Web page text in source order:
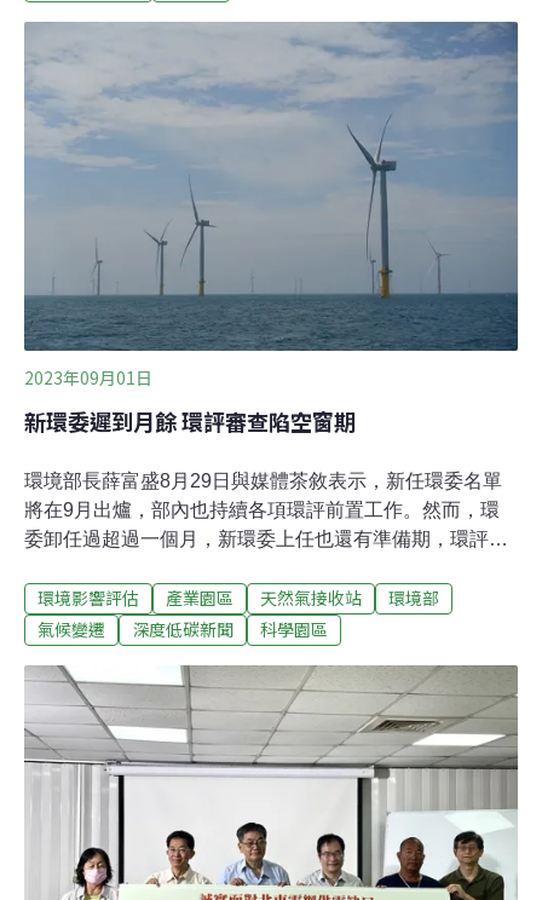
接）到處奔走，讓更多基隆人重新認識身旁的海洋。社運
青年、市議員與被暴力威脅的社區工作者採訪這天，我們
在王醒之的競選辦公室碰面，從一個「人」的基隆化，到
如何成為「基隆人」聊起。王醒之說，他其實是一邊工作
一邊認識基隆，逐漸產生在地化的自我認同，才感覺自己
從地緣上的基隆人，成為「真正的基隆人」。如他所言，
王醒之自1990年代就走上街頭，參與大大小小的勞工、人
權社會運動，慢慢為往後的政治工作打下基礎。2016年創
辦「左下角工作室」並發行《走讀暖暖》刊物，藉由
2023年09月01日
新環委遲到月餘 環評審查陷空窗期
環境部長薛富盛8月29日與媒體茶敘表示，新任環委名單
將在9月出爐，部內也持續各項環評前置工作。然而，環
委卸任過超過一個月，新環委上任也還有準備期，環評審
期太久，環境部未來面臨來自能源局及業者的壓力，恐怕
會密集排審，影響審查品質，建議仍應給環委充足時間熟
月31日卸任，環保署通常於8月初公布新環委名單，但今
年環保署升格環境部，新環委任命因此延後，名單至今未
出爐。首任環境部長薛富盛8月29日與媒體茶敘表示，新
任環委名單將在9月出爐，部內也持續各項環評前置工
作。環保團體表示，新環委上任前的空窗期較長，恐造成
未來密集排審，呼籲環境部應給予環委充足審查時間。近
幾年的離岸風場環評審查，台灣蠻野心足生態協會研究專
員施仲平幾乎場場出席。他觀察表示，這兩年屢見業者直
環境影響評估 產業園區 天然氣接收站
環境部
氣候變遷
深度低碳新聞 科學園區